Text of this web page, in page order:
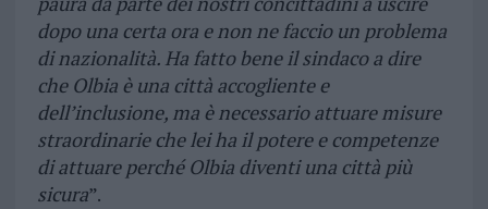
dopo una certa ora e non ne faccio un problema
di nazionalità. Ha fatto bene il sindaco a dire
che Olbia è una città accogliente e
dell’inclusione, ma è necessario attuare misure
straordinarie che lei ha il potere e competenze
di attuare perché Olbia diventi una città più
sicura”.